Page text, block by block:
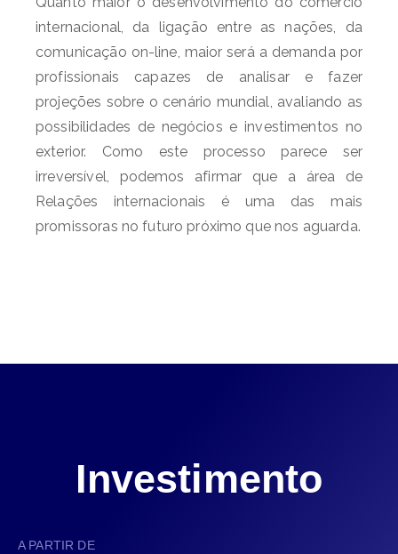
internacional, da ligação entre as nações, da
comunicação on-line, maior será a demanda por
profissionais capazes de analisar e fazer
projeções sobre o cenário mundial, avaliando as
possibilidades de negócios e investimentos no
exterior. Como este processo parece ser
irreversível, podemos afirmar que a área de
Relações internacionais é uma das mais
promissoras no futuro próximo que nos aguarda.
Investimento
A PARTIR DE